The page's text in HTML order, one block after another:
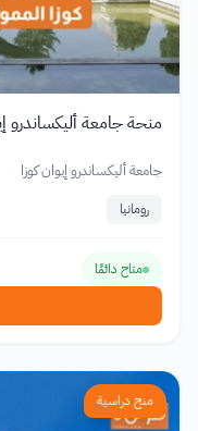
منحة جامعة أليكساندرو
جامعة أليكساندرو إيوان كوزا
رومانيا
متاح دائمًا
منح دراسية